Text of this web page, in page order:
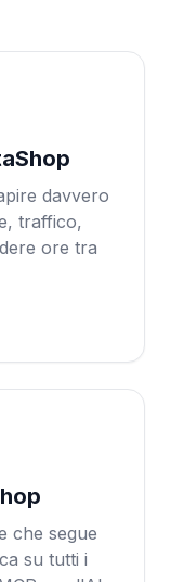
davvero
traffico,
ore tra
che segue
su tutti i